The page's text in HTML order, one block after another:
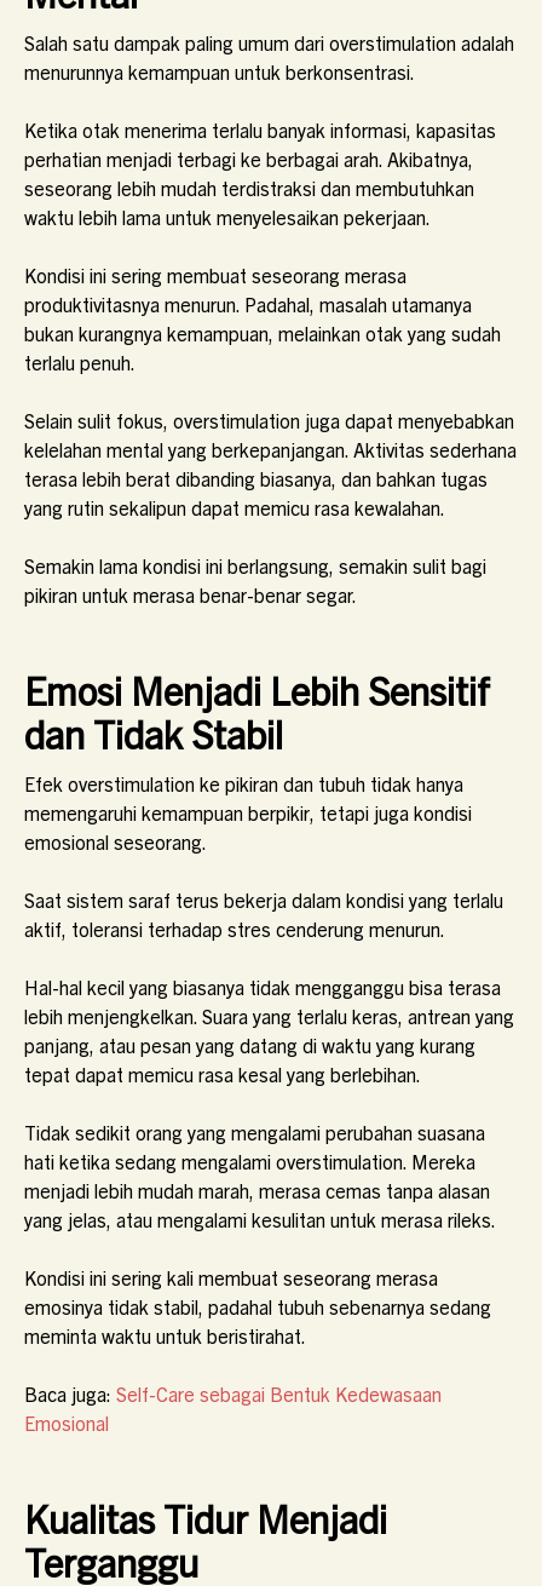
Salah satu dampak paling umum dari overstimulation adalah
menurunnya kemampuan untuk berkonsentrasi.
Ketika otak menerima terlalu banyak informasi, kapasitas
perhatian menjadi terbagi ke berbagai arah. Akibatnya,
seseorang lebih mudah terdistraksi dan membutuhkan
waktu lebih lama untuk menyelesaikan pekerjaan.
Kondisi ini sering membuat seseorang merasa
produktivitasnya menurun. Padahal, masalah utamanya
bukan kurangnya kemampuan, melainkan otak yang sudah
terlalu penuh.
Selain sulit fokus, overstimulation juga dapat menyebabkan
kelelahan mental yang berkepanjangan. Aktivitas sederhana
terasa lebih berat dibanding biasanya, dan bahkan tugas
yang rutin sekalipun dapat memicu rasa kewalahan.
Semakin lama kondisi ini berlangsung, semakin sulit bagi
pikiran untuk merasa benar-benar segar.
Emosi Menjadi Lebih Sensitif
dan Tidak Stabil
Efek overstimulation ke pikiran dan tubuh tidak hanya
memengaruhi kemampuan berpikir, tetapi juga kondisi
emosional seseorang.
Saat sistem saraf terus bekerja dalam kondisi yang terlalu
aktif, toleransi terhadap stres cenderung menurun.
Hal-hal kecil yang biasanya tidak mengganggu bisa terasa
lebih menjengkelkan. Suara yang terlalu keras, antrean yang
panjang, atau pesan yang datang di waktu yang kurang
tepat dapat memicu rasa kesal yang berlebihan.
Tidak sedikit orang yang mengalami perubahan suasana
hati ketika sedang mengalami overstimulation. Mereka
menjadi lebih mudah marah, merasa cemas tanpa alasan
yang jelas, atau mengalami kesulitan untuk merasa rileks.
Kondisi ini sering kali membuat seseorang merasa
emosinya tidak stabil, padahal tubuh sebenarnya sedang
meminta waktu untuk beristirahat.
Baca juga: Self-Care sebagai Bentuk Kedewasaan
Emosional
Kualitas Tidur Menjadi
Terganggu